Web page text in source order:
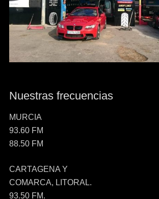
Nuestras frecuencias
MURCIA
93.60 FM
88.50 FM
CARTAGENA Y
COMARCA, LITORAL.
93.50 FM.